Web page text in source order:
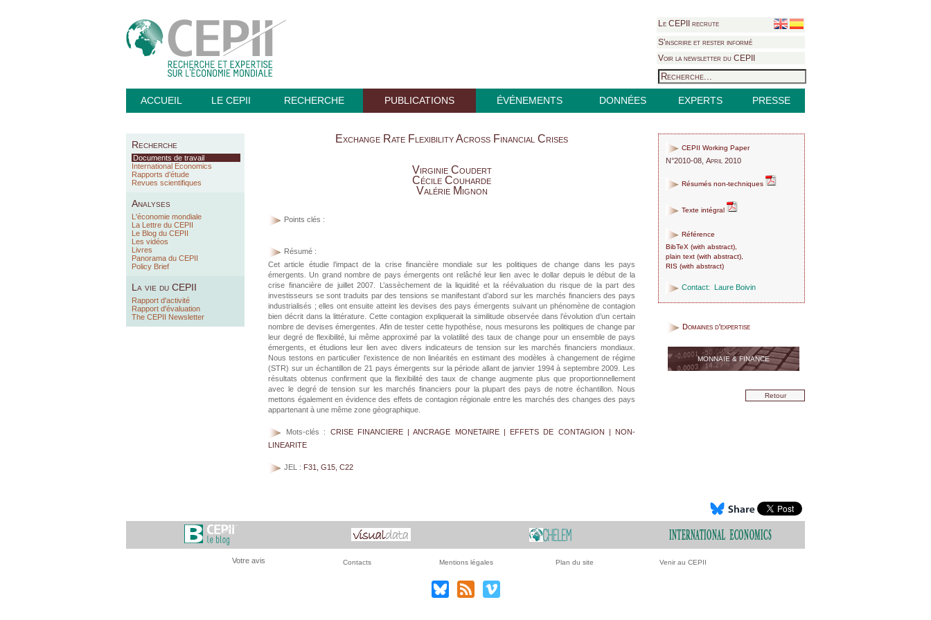
Le CEPII recrute
S'inscrire et rester informé
Voir la newsletter du CEPII
ACCUEIL LE CEPII RECHERCHE PUBLICATIONS ÉVÉNEMENTS DONNÉES EXPERTS PRESSE
Recherche
Documents de travail
International Economics
Rapports d’étude
Revues scientifiques
Analyses
L'économie mondiale
La Lettre du CEPII
Le Blog du CEPII
Les vidéos
Livres
Panorama du CEPII
Policy Brief
La vie du CEPII
Rapport d'activité
Rapport d'évaluation
The CEPII Newsletter
Exchange Rate Flexibility Across Financial Crises
Virginie Coudert
Cécile Couharde
Valérie Mignon
Points clés :
Résumé :
Cet article étudie l’impact de la crise financière mondiale sur les politiques de change dans les pays
émergents. Un grand nombre de pays émergents ont relâché leur lien avec le dollar depuis le début de la
crise financière de juillet 2007. L’assèchement de la liquidité et la réévaluation du risque de la part des
investisseurs se sont traduits par des tensions se manifestant d’abord sur les marchés financiers des pays
industrialisés ; elles ont ensuite atteint les devises des pays émergents suivant un phénomène de contagion
bien décrit dans la littérature. Cette contagion expliquerait la similitude observée dans l’évolution d’un certain
nombre de devises émergentes. Afin de tester cette hypothèse, nous mesurons les politiques de change par
leur degré de flexibilité, lui même approximé par la volatilité des taux de change pour un ensemble de pays
émergents, et étudions leur lien avec divers indicateurs de tension sur les marchés financiers mondiaux.
Nous testons en particulier l’existence de non linéarités en estimant des modèles à changement de régime
(STR) sur un échantillon de 21 pays émergents sur la période allant de janvier 1994 à septembre 2009. Les
résultats obtenus confirment que la flexibilité des taux de change augmente plus que proportionnellement
avec le degré de tension sur les marchés financiers pour la plupart des pays de notre échantillon. Nous
mettons également en évidence des effets de contagion régionale entre les marchés des changes des pays
appartenant à une même zone géographique.
Mots-clés : CRISE FINANCIERE | ANCRAGE MONETAIRE | EFFETS DE CONTAGION | NON-
LINEARITE
JEL : F31, G15, C22
CEPII Working Paper
N°2010-08, April 2010
Résumés non-techniques
Texte intégral
Référence
BibTeX (with abstract),
plain text (with abstract),
RIS (with abstract)
Contact: Laure Boivin
Domaines d'expertise
MONNAIE & FINANCE
Retour
Votre avis Contacts Mentions légales Plan du site Venir au CEPII